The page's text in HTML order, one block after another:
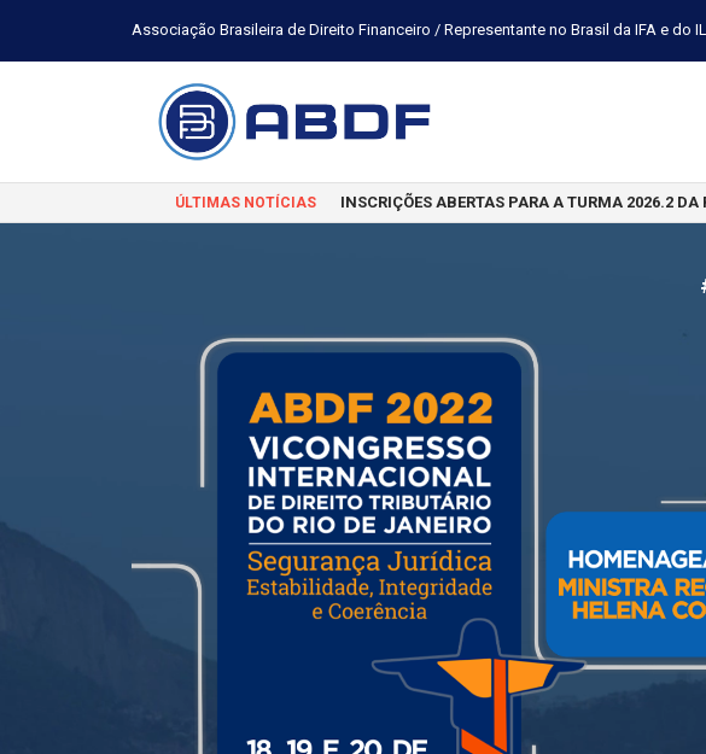
Associação Brasileira de Direito Financeiro / Representante no Brasil da IFA e do
ÚLTIMAS NOTÍCIAS INSCRIÇÕES ABERTAS PARA A TURMA 2026.2